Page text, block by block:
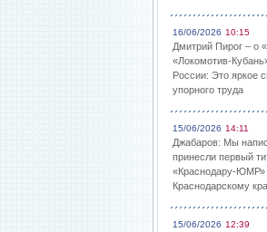
16/06/2026 10:15
Дмитрий Пирог – о
«Локомотив-
России: Это яркое
упорного труда
15/06/2026 14:11
Джабаров: Мы
принесли первый
«Краснодару-ЮМР»
Краснодарскому
15/06/2026 12:39